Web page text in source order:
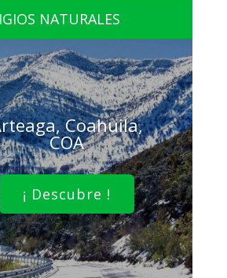
NATURALES
Coahuila,
COA
¡ Descubre !